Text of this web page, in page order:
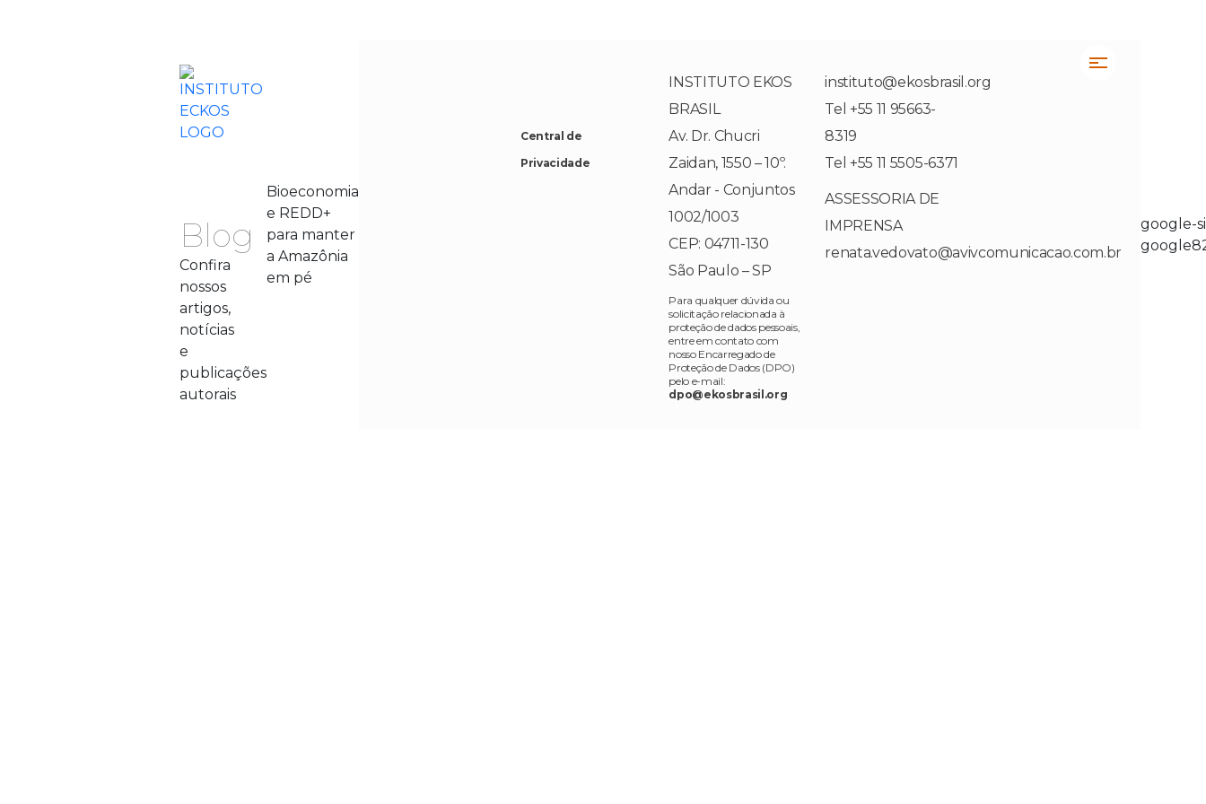
Blog
Confira
nossos
artigos,
notícias
e
publicações
autorais
Bioeconomia
e REDD+
para manter
a Amazônia
em pé
Central de
Privacidade
INSTITUTO EKOS
BRASIL
Av. Dr. Chucri
Zaidan, 1550 – 10º.
Andar - Conjuntos
1002/1003
CEP: 04711-130
São Paulo – SP
Para qualquer dúvida ou
solicitação relacionada à
proteção de dados pessoais,
entre em contato com
nosso Encarregado de
Proteção de Dados (DPO)
pelo e-mail:
dpo@ekosbrasil.org
instituto@ekosbrasil.org
Tel +55 11 95663-
8319
Tel +55 11 5505-6371
ASSESSORIA DE
IMPRENSA
renata.vedovato@avivcomunicacao.com.br
google-